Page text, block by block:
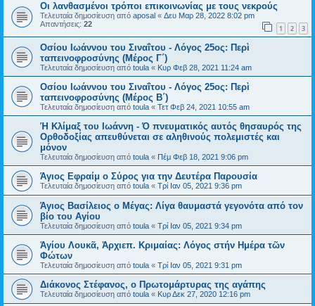
Οι λανθασμένοι τρόποι επικοινωνίας με τους νεκρούς
Τελευταία δημοσίευση από aposal « Δευ Μαρ 28, 2022 8:02 pm
Απαντήσεις: 22 1 2 3
Οσίου Ιωάννου του Σιναΐτου - Λόγος 25ος: Περὶ
ταπεινοφροσύνης (Μέρος Γ΄)
Τελευταία δημοσίευση από toula « Κυρ Φεβ 28, 2021 11:24 am
Οσίου Ιωάννου του Σιναΐτου - Λόγος 25ος: Περὶ
ταπεινοφροσύνης (Μέρος B΄)
Τελευταία δημοσίευση από toula « Τετ Φεβ 24, 2021 10:55 am
Ή Κλίμαξ του Ιωάννη - Ό πνευματικός αυτός θησαυρός της
Ορθοδοξίας απευθύνεται σε αληθινούς πολεμιστές και
μόνον
Τελευταία δημοσίευση από toula « Πέμ Φεβ 18, 2021 9:06 pm
Άγιος Εφραίμ ο Σύρος για την Δευτέρα Παρουσία
Τελευταία δημοσίευση από toula « Τρί Ιαν 05, 2021 9:36 pm
Άγιος Βασίλειος ο Μέγας: Λίγα θαυμαστά γεγονότα από τον
βίο του Αγίου
Τελευταία δημοσίευση από toula « Τρί Ιαν 05, 2021 9:34 pm
Ἁγίου Λουκᾶ, Ἀρχιεπ. Κριμαίας: Λόγος στήν Ημέρα τῶν
Φώτων
Τελευταία δημοσίευση από toula « Τρί Ιαν 05, 2021 9:31 pm
Διάκονος Στέφανος, ο Πρωτομάρτυρας της αγάπης
Τελευταία δημοσίευση από toula « Κυρ Δεκ 27, 2020 12:16 pm